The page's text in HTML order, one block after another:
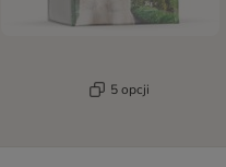
5 opcji